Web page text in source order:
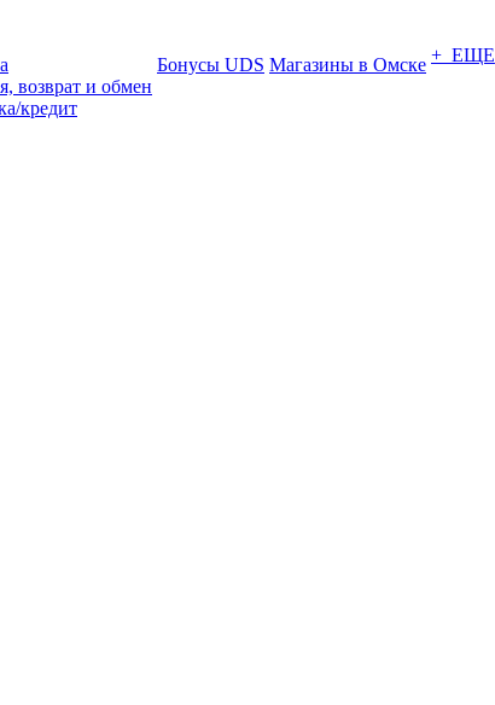
возврат и обмен
кредит
Бонусы UDS Магазины в Омске + ЕЩЕ